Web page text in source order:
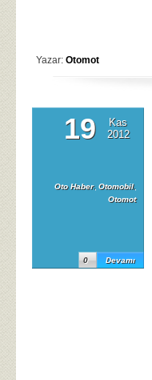
Yazar: Otomot
19
Kas
2012
Oto Haber, Otomobil,
Otomot
Devamı
0